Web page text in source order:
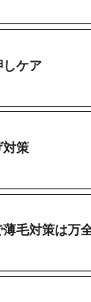
しケア
対策
毛対策は万